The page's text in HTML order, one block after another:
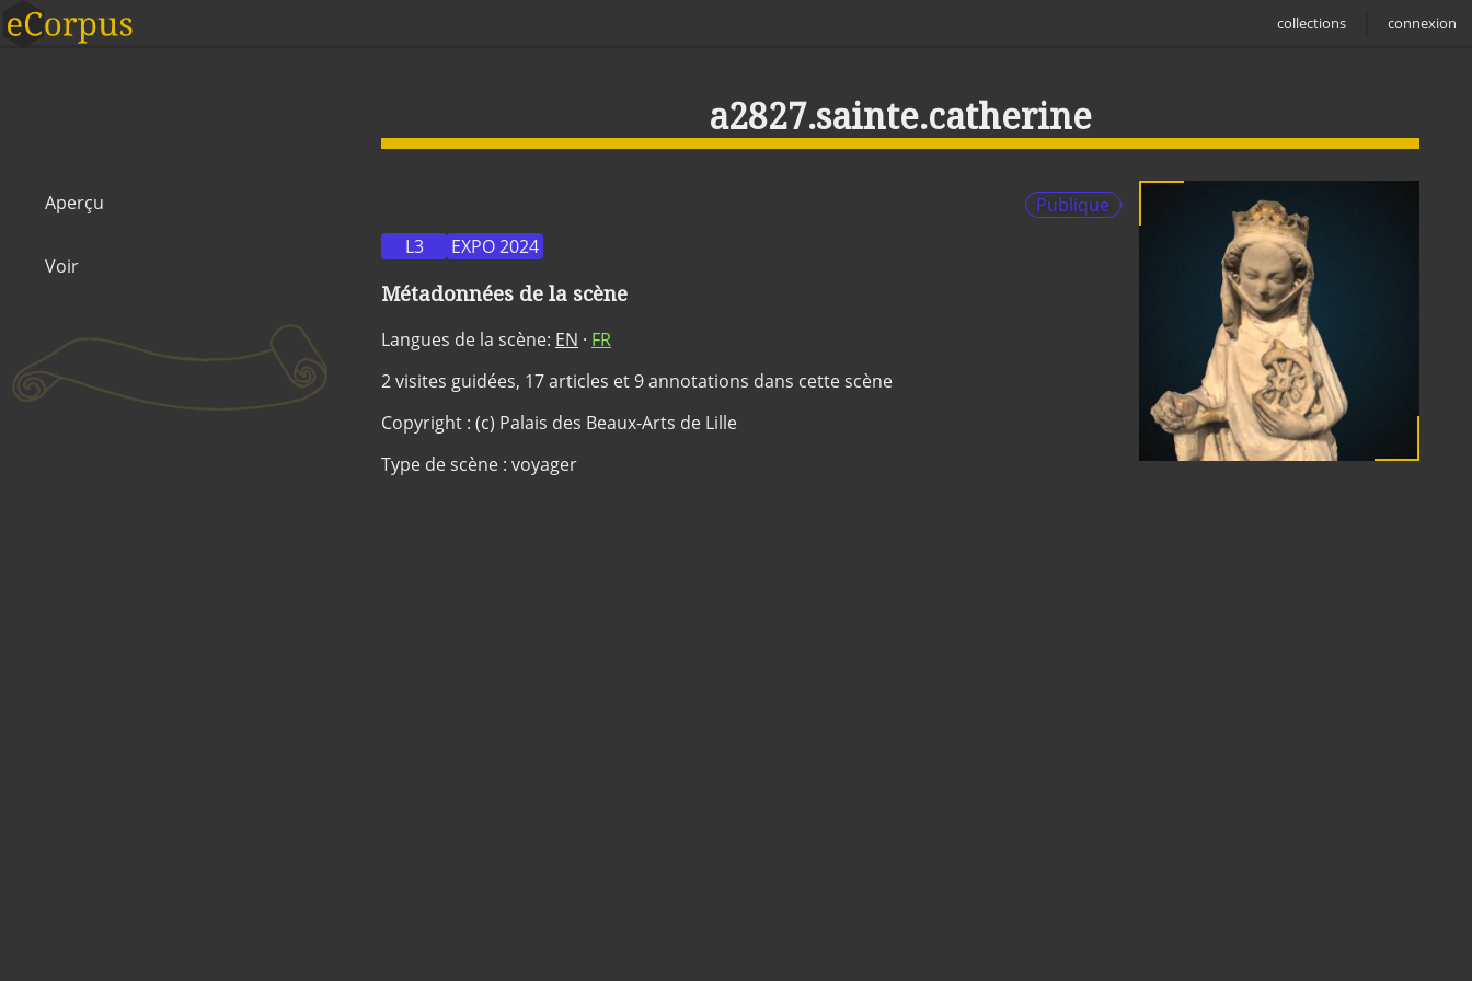
collections connexion
a2827.sainte.catherine
Aperçu
Voir
Publique
L3
EXPO 2024
Métadonnées de la scène
Langues de la scène: EN · FR
2 visites guidées, 17 articles et 9 annotations dans cette scène
Copyright : (c) Palais des Beaux-Arts de Lille
Type de scène : voyager